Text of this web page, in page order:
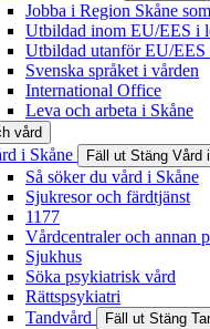
Jobba i Region Skåne
Utbildad inom EU/EES i
Utbildad utanför EU/
Svenska språket i vården
International Office
Leva och arbeta i Skåne
vård
i Skåne Fäll ut Stäng Vård
Så söker du vård i Skåne
Sjukresor och färdtjänst
1177
Vårdcentraler och annan
Sjukhus
Söka psykiatrisk vård
Rättspsykiatri
Tandvård
Fäll ut Stäng